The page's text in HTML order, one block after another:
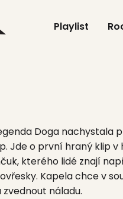
Playlist
Doga nachystala
Jde o první hraný klip v
kterého lidé znají
Kapela chce v
náladu.